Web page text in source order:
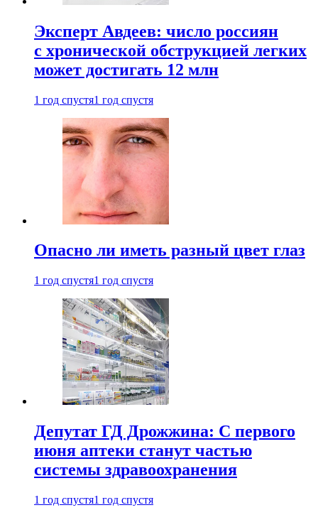
Эксперт Авдеев: число россиян
с хронической обструкцией легких
может достигать 12 млн
1 год спустя1 год спустя
Опасно ли иметь разный цвет глаз
1 год спустя1 год спустя
Депутат ГД Дрожжина: С первого
июня аптеки станут частью
системы здравоохранения
1 год спустя1 год спустя